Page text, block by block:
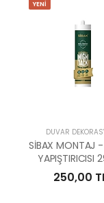
YENİ
DUVAR
SİBAX MONTAJ -
YAPIŞTIRICISI
250,00